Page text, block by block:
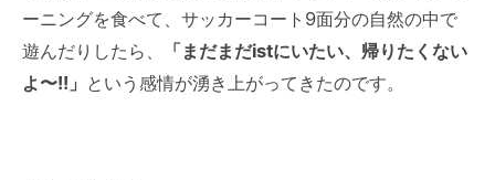
ーニングを食べて、サッカーコート9面分の自然の中で
遊んだりしたら、
「まだまだistにいたい、帰りたくない
よ〜!!」 という感情が湧き上がってきたのです。